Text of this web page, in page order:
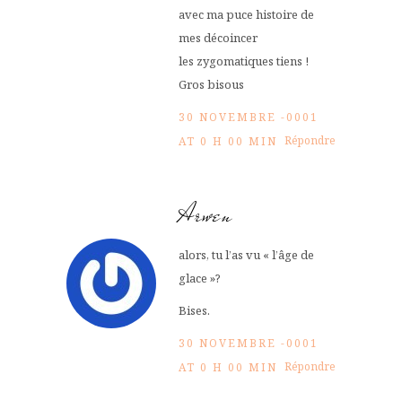
avec ma puce histoire de
mes décoincer
les zygomatiques tiens !
Gros bisous
30 NOVEMBRE -0001
AT 0 H 00 MIN Répondre
Arwen
alors, tu l’as vu « l’âge de
glace »?
Bises.
30 NOVEMBRE -0001
AT 0 H 00 MIN Répondre